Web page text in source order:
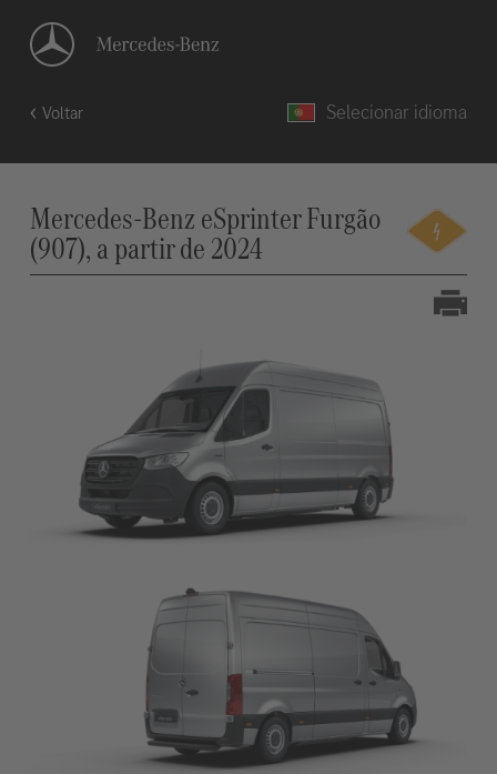
Voltar Selecionar idioma
Mercedes-Benz eSprinter Furgão
(907), a partir de 2024